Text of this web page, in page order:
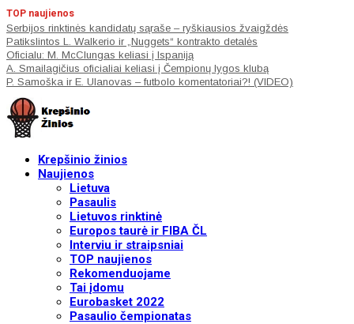
TOP naujienos
Serbijos rinktinės kandidatų sąraše – ryškiausios žvaigždės
Patikslintos L. Walkerio ir „Nuggets“ kontrakto detalės
Oficialu: M. McClungas keliasi į Ispaniją
A. Smailagičius oficialiai keliasi į Čempionų lygos klubą
P. Samoška ir E. Ulanovas – futbolo komentatoriai?! (VIDEO)
Krepšinio žinios
Naujienos
Lietuva
Pasaulis
Lietuvos rinktinė
Europos taurė ir FIBA ČL
Interviu ir straipsniai
TOP naujienos
Rekomenduojame
Tai įdomu
Eurobasket 2022
Pasaulio čempionatas